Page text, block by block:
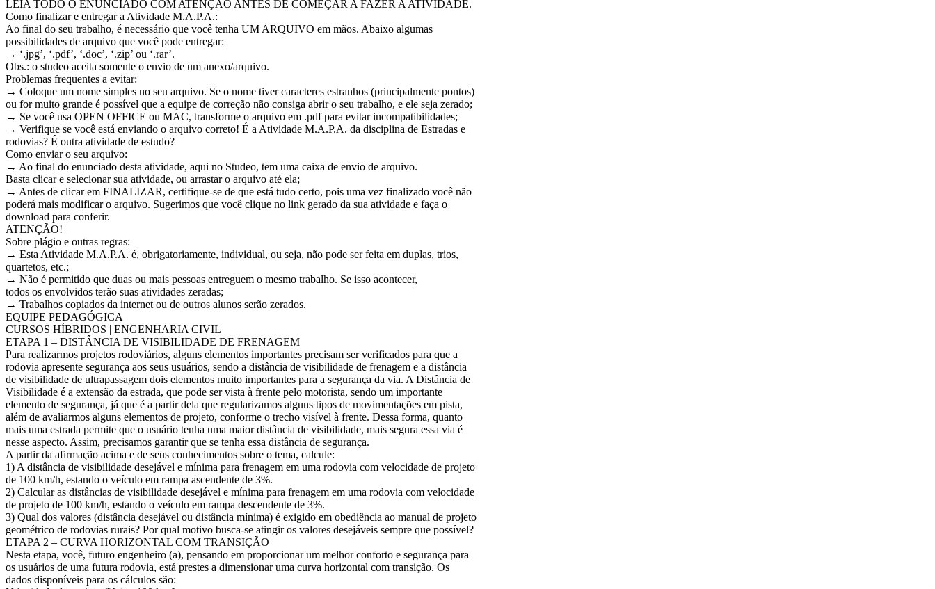
LEIA TODO O ENUNCIADO COM ATENÇÃO ANTES DE COMEÇAR A FAZER A ATIVIDADE.
Como finalizar e entregar a Atividade M.A.P.A.:
Ao final do seu trabalho, é necessário que você tenha UM ARQUIVO em mãos. Abaixo algumas
possibilidades de arquivo que você pode entregar:
→ ‘.jpg’, ‘.pdf’, ‘.doc’, ‘.zip’ ou ‘.rar’.
Obs.: o studeo aceita somente o envio de um anexo/arquivo.
Problemas frequentes a evitar:
→ Coloque um nome simples no seu arquivo. Se o nome tiver caracteres estranhos (principalmente pontos)
ou for muito grande é possível que a equipe de correção não consiga abrir o seu trabalho, e ele seja zerado;
→ Se você usa OPEN OFFICE ou MAC, transforme o arquivo em .pdf para evitar incompatibilidades;
→ Verifique se você está enviando o arquivo correto! É a Atividade M.A.P.A. da disciplina de Estradas e
rodovias? É outra atividade de estudo?
Como enviar o seu arquivo:
→ Ao final do enunciado desta atividade, aqui no Studeo, tem uma caixa de envio de arquivo.
Basta clicar e selecionar sua atividade, ou arrastar o arquivo até ela;
→ Antes de clicar em FINALIZAR, certifique-se de que está tudo certo, pois uma vez finalizado você não
poderá mais modificar o arquivo. Sugerimos que você clique no link gerado da sua atividade e faça o
download para conferir.
ATENÇÃO!
Sobre plágio e outras regras:
→ Esta Atividade M.A.P.A. é, obrigatoriamente, individual, ou seja, não pode ser feita em duplas, trios,
quartetos, etc.;
→ Não é permitido que duas ou mais pessoas entreguem o mesmo trabalho. Se isso acontecer,
todos os envolvidos terão suas atividades zeradas;
→ Trabalhos copiados da internet ou de outros alunos serão zerados.
EQUIPE PEDAGÓGICA
CURSOS HÍBRIDOS | ENGENHARIA CIVIL
ETAPA 1 – DISTÂNCIA DE VISIBILIDADE DE FRENAGEM
Para realizarmos projetos rodoviários, alguns elementos importantes precisam ser verificados para que a
rodovia apresente segurança aos seus usuários, sendo a distância de visibilidade de frenagem e a distância
de visibilidade de ultrapassagem dois elementos muito importantes para a segurança da via. A Distância de
Visibilidade é a extensão da estrada, que pode ser vista à frente pelo motorista, sendo um importante
elemento de segurança, já que é a partir dela que regularizamos alguns tipos de movimentações em pista,
além de avaliarmos alguns elementos de projeto, conforme o trecho visível à frente. Dessa forma, quanto
mais uma estrada permite que o usuário tenha uma maior distância de visibilidade, mais segura essa via é
nesse aspecto. Assim, precisamos garantir que se tenha essa distância de segurança.
A partir da afirmação acima e de seus conhecimentos sobre o tema, calcule:
1) A distância de visibilidade desejável e mínima para frenagem em uma rodovia com velocidade de projeto
de 100 km/h, estando o veículo em rampa ascendente de 3%.
2) Calcular as distâncias de visibilidade desejável e mínima para frenagem em uma rodovia com velocidade
de projeto de 100 km/h, estando o veículo em rampa descendente de 3%.
3) Qual dos valores (distância desejável ou distância mínima) é exigido em obediência ao manual de projeto
geométrico de rodovias rurais? Por qual motivo busca-se atingir os valores desejáveis sempre que possível?
ETAPA 2 – CURVA HORIZONTAL COM TRANSIÇÃO
Nesta etapa, você, futuro engenheiro (a), pensando em proporcionar um melhor conforto e segurança para
os usuários de uma futura rodovia, está prestes a dimensionar uma curva horizontal com transição. Os
dados disponíveis para os cálculos são: